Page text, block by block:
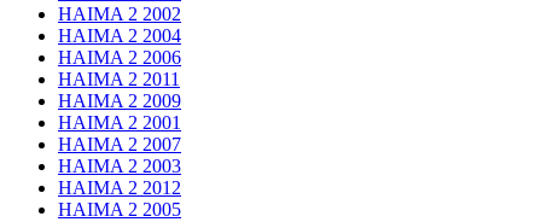
HAIMA 2 2002
HAIMA 2 2004
HAIMA 2 2006
HAIMA 2 2011
HAIMA 2 2009
HAIMA 2 2001
HAIMA 2 2007
HAIMA 2 2003
HAIMA 2 2012
HAIMA 2 2005